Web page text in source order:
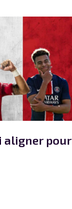
aligner pour